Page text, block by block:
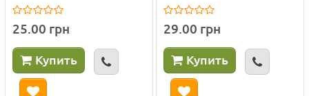
25.00 грн
Купить
29.00 грн
Купить